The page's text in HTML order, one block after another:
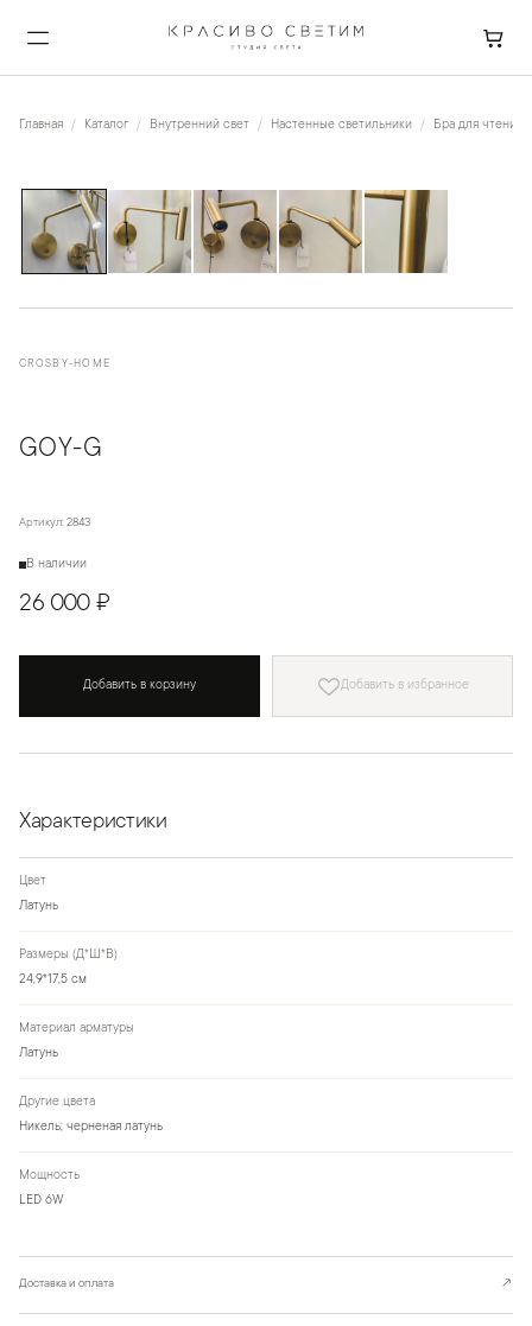
Главная Каталог Внутренний свет Настенные светильники Бра для чтения
CROSBY-HOME
GOY-G
Артикул: 2843
В наличии
26 000 ₽
Добавить в корзину Добавить в избранное
Характеристики
Цвет
Латунь
Размеры (Д*Ш*В)
24,9*17,5 см
Материал арматуры
Латунь
Другие цвета
Никель; черненая латунь
Мощность
LED 6W
Доставка и оплата ↗